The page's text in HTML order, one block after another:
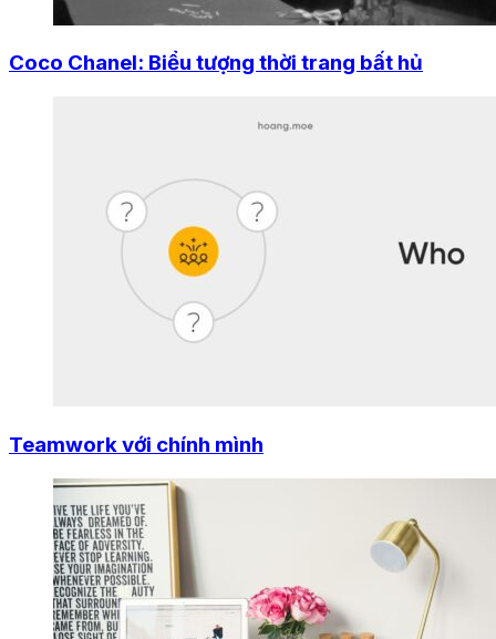
Coco Chanel: Biểu tượng thời trang bất hủ
Teamwork với chính mình